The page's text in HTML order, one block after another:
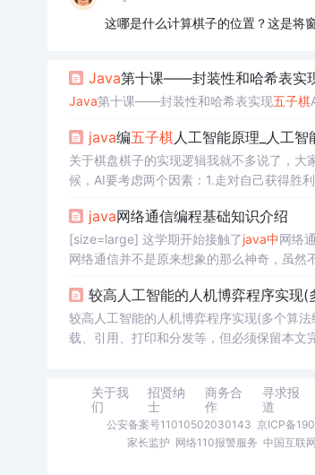
这哪是什么计算棋子的位置？这是将
Java第十课——封装性和哈希表实
Java第十课——封装性和哈希表实现五子棋
java编五子棋人工智能原理_人工智
关于棋盘棋子的实现逻辑我就不多说了，
候，AI要考虑两个因素：1.走对自己获得胜
也比较简单：在棋盘上计算每...
java网络通信编程基础知识介绍
[size=large] 这学期开始接触了java中网络
网络通信并不是原来想象的那么神奇，虽然
利用...较高人工智能的人机博弈程序实现
较高人工智能的人机博弈程序实现(多个算
载、引用、打印和分发等，但必须保留本
关于我
们
招贤纳
士
商务合
作
寻求报
道
公安备案号11010502030143 京ICP备
家长监护 网络110报警服务 中国互联